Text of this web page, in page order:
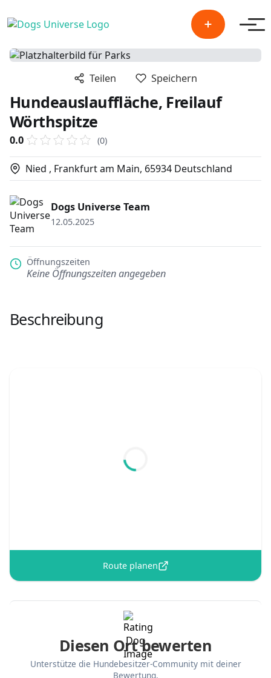
Teilen Speichern
Hundeauslauffläche, Freilauf
Wörthspitze
0.0 (0)
Nied , Frankfurt am Main, 65934 Deutschland
Dogs Universe Team
12.05.2025
Öffnungszeiten
Keine Öffnungszeiten angegeben
Beschreibung
Route planen
Diesen Ort bewerten
Unterstütze die Hundebesitzer-Community mit deiner
Bewertung.